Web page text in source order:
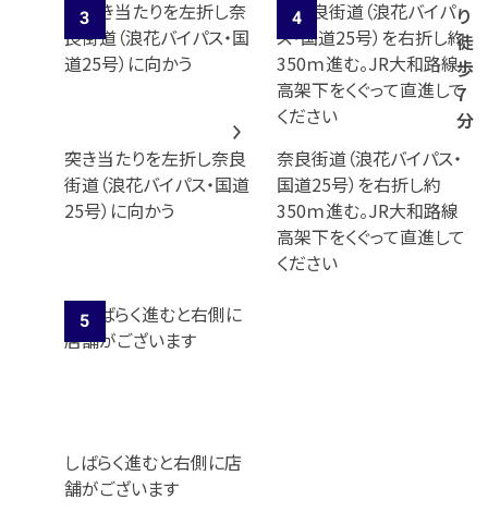
り
徒
歩
7
分
突き当たりを左折し奈良
街道（浪花バイパス・国道
25号）に向かう
奈良街道（浪花バイパス・
国道25号）を右折し約
350ｍ進む。JR大和路線
高架下をくぐって直進して
ください
しばらく進むと右側に店
舗がございます